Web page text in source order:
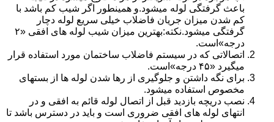
باعث گرفتگی لوله میشود.و همینطور اگر شیب کم باشد با
کم شدن میزان جریان فاضلاب خیلی سریع لوله دچار
گرفتگی میشود.نکته:بهترین میزان شیب لوله های افقی «۲
درجه»است.
اتصالاتی که در سیستم فاضلاب ساختمان مورد استفاده قرار
میگیرد «۴۵ درجه»است.
برای نگه داشتن و جلوگیری از رها شدن لوله ها از بستهای
مخصوص استفاده میشود.
نصب دریچه بازدید قبل از اتصال لوله قائم به افقی و در
انتهای لوله های افقی ضروری است و باید در دسترس باشد تا